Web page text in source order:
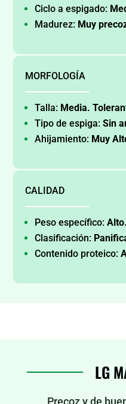
Ciclo a espigado:
Madurez: Muy
MORFOLOGÍA
Talla: Media.
Tipo de espiga:Sin
Ahijamiento: Muy
CALIDAD
Peso específico:Alto.
Clasificación:
Contenido proteico:
LG
Precoz y de